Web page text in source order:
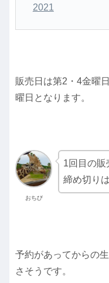
2021
販売日は第2・4金曜
曜日となります。
おちび
1回目の販
締め切り
予約があってからの
さそうです。